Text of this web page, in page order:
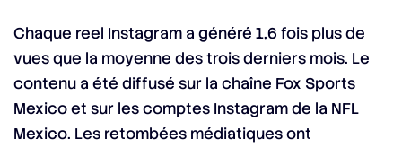
Chaque reel Instagram a généré 1,6 fois plus de
vues que la moyenne des trois derniers mois. Le
contenu a été diffusé sur la chaîne Fox Sports
Mexico et sur les comptes Instagram de la NFL
Mexico. Les retombées médiatiques ont